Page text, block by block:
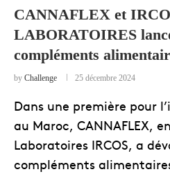
CANNAFLEX et
LABORATOIRES
compléments
by Challenge 25 décembre 2024
Dans une première pour
au Maroc, CANNAFLEX,
Laboratoires IRCOS, a
compléments